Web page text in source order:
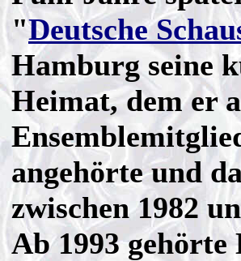
"Deutsche
Hamburg seine
Heimat, dem er
angehörte und
zwischen 1982
Ab 1993 gehörte